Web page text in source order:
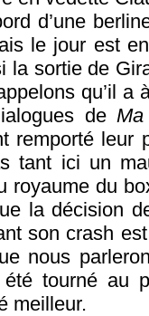
d’une
le jour est
la sortie de
qu’il
de
remporté leur
tant ici un
royaume du
la décision
son crash
nous
tourné au
meilleur.